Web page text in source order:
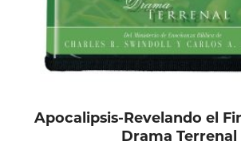
Apocalipsis-Revelando el
Drama Terrenal